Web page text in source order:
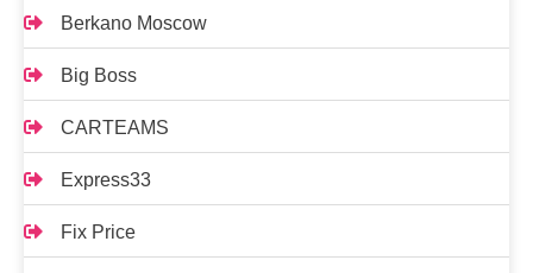
Berkano Moscow
Big Boss
CARTEAMS
Express33
Fix Price